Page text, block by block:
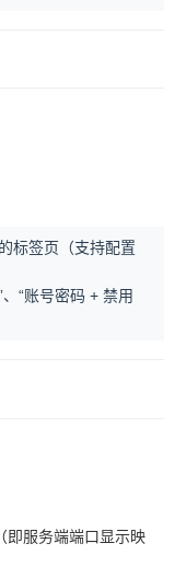
标签页（支持配置
“账号密码 + 禁用
即服务端端口显示映